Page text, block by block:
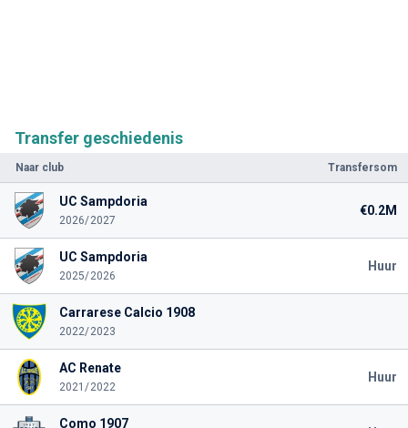
Transfer geschiedenis
Naar club Transfersom
UC Sampdoria
2026/2027
€0.2M
UC Sampdoria
2025/2026
Huur
Carrarese Calcio 1908
2022/2023
AC Renate
2021/2022
Huur
Como 1907